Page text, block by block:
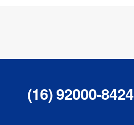
(16) 92000-8424